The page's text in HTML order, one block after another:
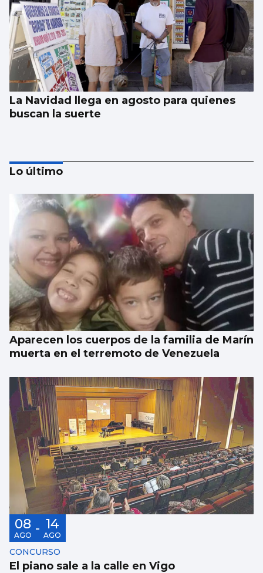
La Navidad llega en agosto para quienes
buscan la suerte
El alquiler baja en España después de
cuatro años, pero en Vigo sube un 9,5%
Lo último
Aparecen los cuerpos de la familia de Marín
muerta en el terremoto de Venezuela
08
AGO - 14
AGO
CONCURSO
El piano sale a la calle en Vigo